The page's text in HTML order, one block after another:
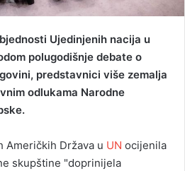
Ujedinjenih nacija u
polugodišnje debate o
predstavnici više zemalja
odlukama Narodne
Američkih Država u UN ocijenila
skupštine "doprinijela